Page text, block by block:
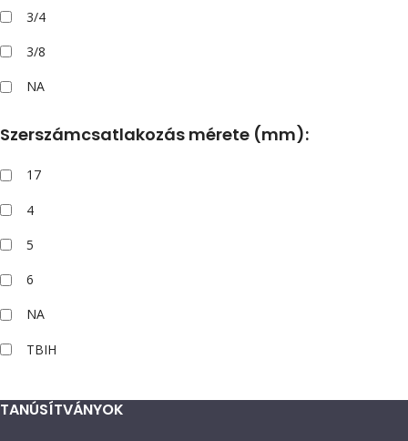
3/4
3/8
NA
Szerszámcsatlakozás mérete (mm):
17
4
5
6
NA
TBIH
TANÚSÍTVÁNYOK